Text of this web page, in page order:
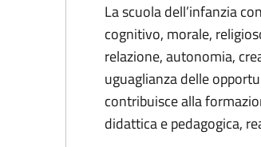
La scuola dell’infanzia
cognitivo, morale,
relazione, autonomia,
uguaglianza delle
contribuisce alla
didattica e pedagogica,